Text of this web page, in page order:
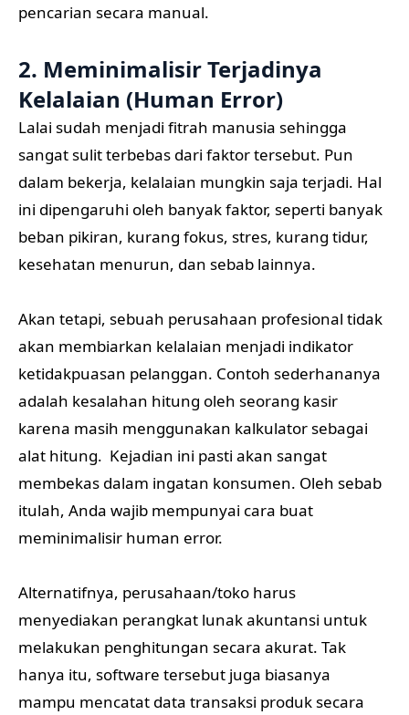
pencarian secara manual.
2. Meminimalisir Terjadinya
Kelalaian (Human Error)
Lalai sudah menjadi fitrah manusia sehingga
sangat sulit terbebas dari faktor tersebut. Pun
dalam bekerja, kelalaian mungkin saja terjadi. Hal
ini dipengaruhi oleh banyak faktor, seperti banyak
beban pikiran, kurang fokus, stres, kurang tidur,
kesehatan menurun, dan sebab lainnya.
Akan tetapi, sebuah perusahaan profesional tidak
akan membiarkan kelalaian menjadi indikator
ketidakpuasan pelanggan. Contoh sederhananya
adalah kesalahan hitung oleh seorang kasir
karena masih menggunakan kalkulator sebagai
alat hitung. Kejadian ini pasti akan sangat
membekas dalam ingatan konsumen. Oleh sebab
itulah, Anda wajib mempunyai cara buat
meminimalisir human error.
Alternatifnya, perusahaan/toko harus
menyediakan perangkat lunak akuntansi untuk
melakukan penghitungan secara akurat. Tak
hanya itu, software tersebut juga biasanya
mampu mencatat data transaksi produk secara